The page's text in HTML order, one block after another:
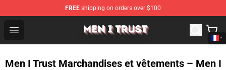
FREE shipping on orders over $100
Open menu
Men I Trust Shop - Official Men I Trust Merchandise Store
Men I Trust Marchandises et vêtements – Men I